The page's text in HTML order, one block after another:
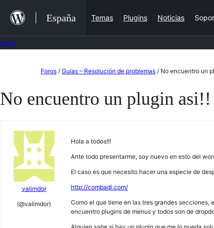
contenido
España Temas Plugins Noticias
contenido
Foros / Guías – Resolución de problemas / No encuentro un
No encuentro un plugin asi!!
valimdor
(@valimdor)
Hola a todos!!!
Ante todo presentarme, soy nuevo en esto del
El caso es que necesito hacer una especie de
http://combadi.com/
Como el que tiene en las tres grandes
encuentro plugins de menus y todos son de